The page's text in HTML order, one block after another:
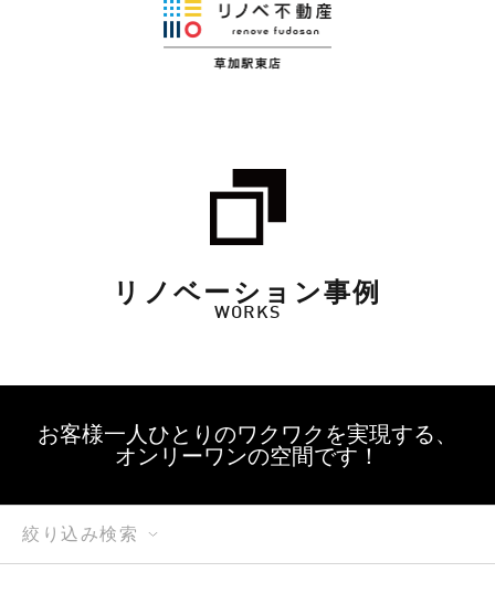
リノベーション事例
WORKS
お客様一人ひとりのワクワクを実現する、
オンリーワンの空間です！
絞り込み検索